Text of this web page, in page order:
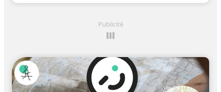
Publicité